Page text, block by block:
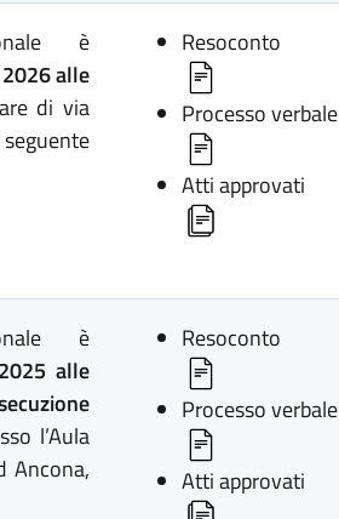
è
alle
di via
Resoconto
Processo verbale
Atti approvati
è
alle
l’Aula
Ancona,
Resoconto
Processo verbale
Atti approvati